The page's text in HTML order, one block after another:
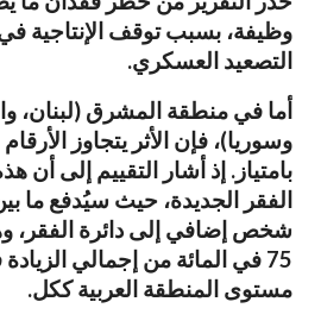
وظيفة، بسبب توقف الإنتاجية
التصعيد العسكري.
أما في منطقة المشرق (لبنان،
وسوريا)، فإن الأثر يتجاوز
بامتياز. إذ أشار التقييم إلى أن
شخص إضافي إلى دائرة الفقر،
75 في المائة من إجمالي
مستوى المنطقة العربية ككل.